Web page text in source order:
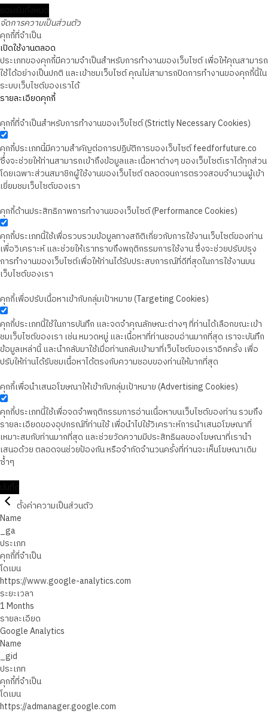
จัดการความเป็นส่วนตัว
คุกกี้ที่จำเป็น
เปิดใช้งานตลอด
ประเภทของคุกกี้มีความจำเป็นสำหรับการทำงานของเว็บไซต์ เพื่อให้คุณสามารถ
ใช้ได้อย่างเป็นปกติ และเข้าชมเว็บไซต์ คุณไม่สามารถปิดการทำงานของคุกกี้นี้ใน
ระบบเว็บไซต์ของเราได้
รายละเอียดคุกกี้
คุกกี้ที่จำเป็นสำหรับการทำงานของเว็บไซต์ (Strictly Necessary Cookies)
คุกกี้ประเภทนี้มีความสำคัญต่อการปฏิบัติการของเว็บไซต์ feedforfuture.co
ซึ่งจะช่วยให้ท่านสามารถเข้าถึงข้อมูลและเนื้อหาต่างๆ ของเว็บไซต์เราได้ทุกส่วน
โดยเฉพาะส่วนสมาชิกผู้ใช้งานของเว็บไซต์ ตลอดจนการตรวจสอบจำนวนผู้เข้า
เยี่ยมชมเว็บไซต์ของเรา
คุกกี้ด้านประสิทธิภาพการทำงานของเว็บไซต์ (Performance Cookies)
คุกกี้ประเภทนี้ใช้เพื่อรวบรวมข้อมูลทางสถิติเกี่ยวกับการใช้งานเว็บไซต์ของท่าน
เพื่อวิเคราะห์ และช่วยให้เราทราบถึงพฤติกรรมการใช้งาน ซึ่งจะช่วยปรับปรุง
การทำงานของเว็บไซต์เพื่อให้ท่านได้รับประสบการณ์ที่ดีที่สุดในการใช้งานบน
เว็บไซต์ของเรา
คุกกี้เพื่อปรับเนื้อหาเข้ากับกลุ่มเป้าหมาย (Targeting Cookies)
คุกกี้ประเภทนี้ใช้ในการบันทึก และจดจำคุณลักษณะต่างๆ ที่ท่านได้เลือกขณะเข้า
ชมเว็บไซต์ของเรา เช่น หมวดหมู่ และเนื้อหาที่ท่านชอบอ่านมากที่สุด เราจะบันทึก
ข้อมูลเหล่านี้ และนำกลับมาใช้เมื่อท่านกลับเข้ามาที่เว็บไซต์ของเราอีกครั้ง เพื่อ
ปรับให้ท่านได้รับชมเนื้อหาได้ตรงกับความชอบของท่านให้มากที่สุด
คุกกี้เพื่อนำเสนอโฆษณาให้เข้ากับกลุ่มเป้าหมาย (Advertising Cookies)
คุกกี้ประเภทนี้ใช้เพื่อจดจำพฤติกรรมการอ่านเนื้อหาบนเว็บไซต์ของท่าน รวมถึง
รายละเอียดของอุปกรณ์ที่ท่านใช้ เพื่อนำไปใช้วิเคราะห์การนำเสนอโฆษณาที่
เหมาะสมกับท่านมากที่สุด และช่วยวัดความมีประสิทธิผลของโฆษณาที่เรานำ
เสนอด้วย ตลอดจนช่วยป้องกัน หรือจำกัดจำนวนครั้งที่ท่านจะเห็นโฆษณาเดิม
ซ้ำๆ
ตั้งค่าความเป็นส่วนตัว
Name
_ga
ประเภท
คุกกี้ที่จำเป็น
โดเมน
https://www.google-analytics.com
ระยะเวลา
1 Months
รายละเอียด
Google Analytics
Name
_gid
ประเภท
คุกกี้ที่จำเป็น
โดเมน
https://admanager.google.com